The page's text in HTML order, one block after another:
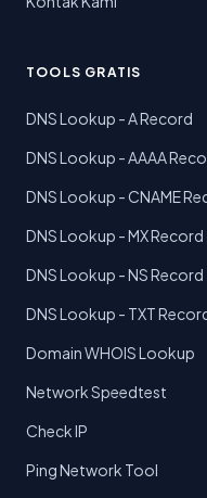
TOOLS GRATIS
DNS Lookup - A Record
DNS Lookup - AAAA
DNS Lookup - CNAME
DNS Lookup - MX Record
DNS Lookup - NS Record
DNS Lookup - TXT
Domain WHOIS Lookup
Network Speedtest
Check IP
Ping Network Tool